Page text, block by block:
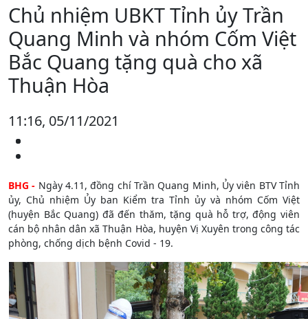
Chủ nhiệm UBKT Tỉnh ủy Trần
Quang Minh và nhóm Cốm Việt
Bắc Quang tặng quà cho xã
Thuận Hòa
11:16, 05/11/2021
BHG - Ngày 4.11, đồng chí Trần Quang Minh, Ủy viên BTV Tỉnh
ủy, Chủ nhiệm Ủy ban Kiểm tra Tỉnh ủy và nhóm Cốm Việt
(huyện Bắc Quang) đã đến thăm, tặng quà hỗ trợ, động viên
cán bộ nhân dân xã Thuận Hòa, huyện Vị Xuyên trong công tác
phòng, chống dịch bệnh Covid - 19.